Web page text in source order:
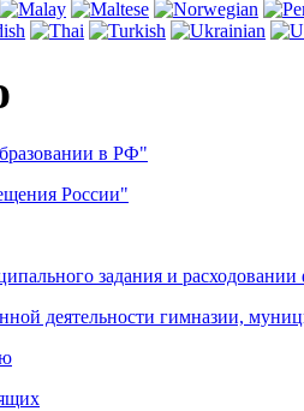
в РФ"
России"
задания и
деятельности гимназии,